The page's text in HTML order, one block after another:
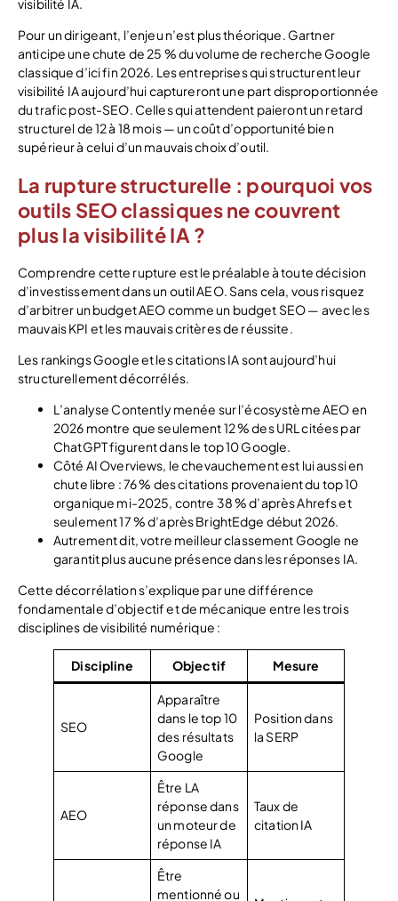
visibilité IA.
Pour un dirigeant, l’enjeu n’est plus théorique. Gartner
anticipe une chute de 25 % du volume de recherche Google
classique d’ici fin 2026. Les entreprises qui structurent leur
visibilité IA aujourd’hui captureront une part disproportionnée
du trafic post-SEO. Celles qui attendent paieront un retard
structurel de 12 à 18 mois — un coût d’opportunité bien
supérieur à celui d’un mauvais choix d’outil.
La rupture structurelle : pourquoi vos
outils SEO classiques ne couvrent
plus la visibilité IA ?
Comprendre cette rupture est le préalable à toute décision
d’investissement dans un outil AEO. Sans cela, vous risquez
d’arbitrer un budget AEO comme un budget SEO — avec les
mauvais KPI et les mauvais critères de réussite.
Les rankings Google et les citations IA sont aujourd’hui
structurellement décorrélés.
L’analyse Contently menée sur l’écosystème AEO en
2026 montre que seulement 12 % des URL citées par
ChatGPT figurent dans le top 10 Google.
Côté AI Overviews, le chevauchement est lui aussi en
chute libre : 76 % des citations provenaient du top 10
organique mi-2025, contre 38 % d’après Ahrefs et
seulement 17 % d’après BrightEdge début 2026.
Autrement dit, votre meilleur classement Google ne
garantit plus aucune présence dans les réponses IA.
Cette décorrélation s’explique par une différence
fondamentale d’objectif et de mécanique entre les trois
disciplines de visibilité numérique :
Discipline Objectif Mesure
SEO
Apparaître
dans le top 10
des résultats
Google
Position dans
la SERP
AEO
Être LA
réponse dans
un moteur de
réponse IA
Taux de
citation IA
Être
mentionné ou